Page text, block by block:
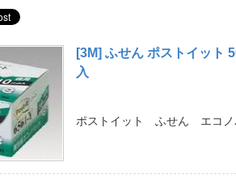
[3M] ふせん ポストイッ
入
ポストイット ふせん エコノ